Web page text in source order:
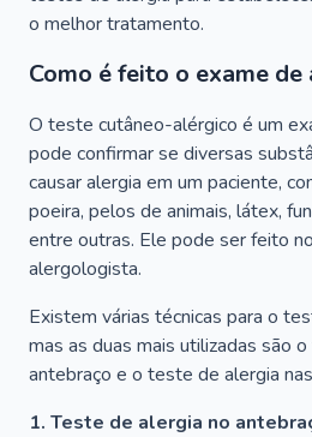
o melhor tratamento.
Como é feito o exame de
O teste cutâneo-alérgico é um
pode confirmar se diversas
causar alergia em um paciente,
poeira, pelos de animais, látex,
entre outras. Ele pode ser feito
alergologista.
Existem várias técnicas para o
mas as duas mais utilizadas são
antebraço e o teste de alergia
1. Teste de alergia no